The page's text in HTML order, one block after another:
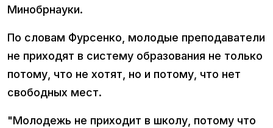
Минобрнауки.
По словам Фурсенко, молодые преподаватели
не приходят в систему образования не только
потому, что не хотят, но и потому, что нет
свободных мест.
"Молодежь не приходит в школу, потому что